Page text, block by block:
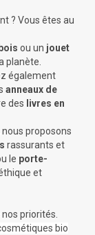
? Vous êtes au
ou un jouet
planète.
également
anneaux de
des livres en
proposons
rassurants et
le porte-
et
priorités.
bio